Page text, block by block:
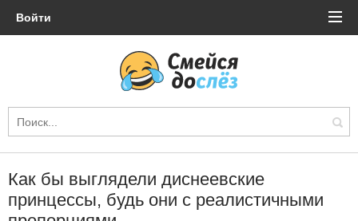
Войти
Как бы выглядели диснеевские
принцессы, будь они с реалистичными